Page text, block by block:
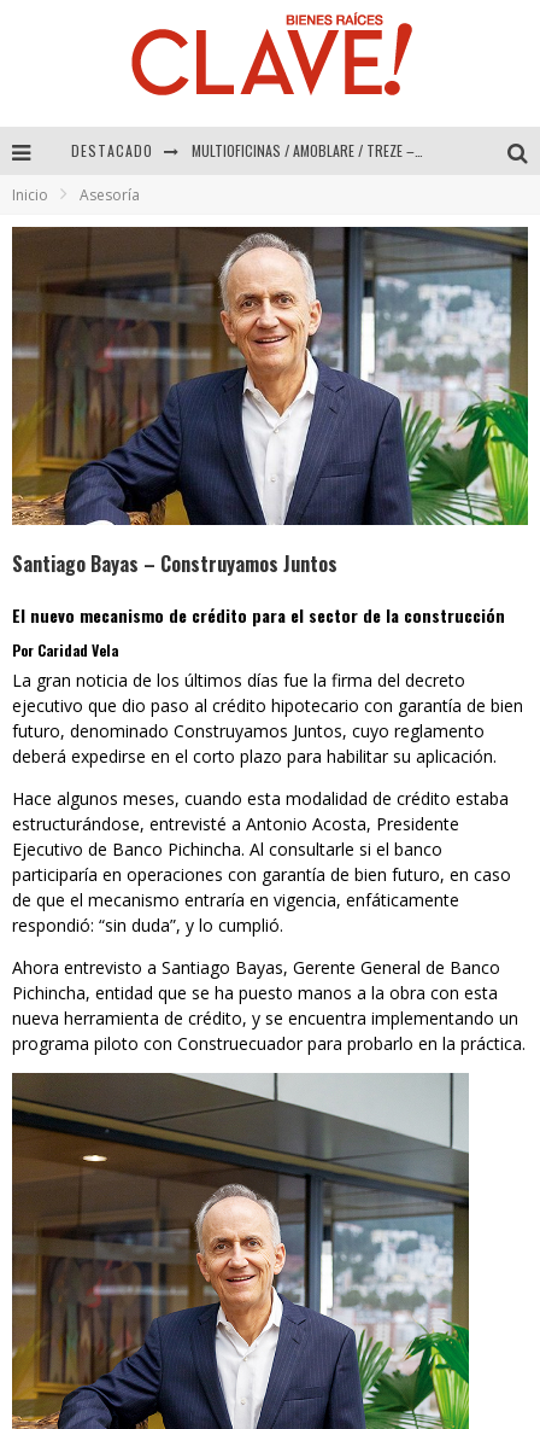
DESTACADO
COLINEAL – Especial Interiorismo & Decoración 2026
ADRIANA HOYOS DESIGN STUDIO – Especial Interiorismo & Decoración 2026
Inicio Asesoría
Santiago Bayas – Construyamos Juntos
El nuevo mecanismo de crédito para el sector de la construcción
Por Caridad Vela
La gran noticia de los últimos días fue la firma del decreto
ejecutivo que dio paso al crédito hipotecario con garantía de bien
futuro, denominado Construyamos Juntos, cuyo reglamento
deberá expedirse en el corto plazo para habilitar su aplicación.
Hace algunos meses, cuando esta modalidad de crédito estaba
estructurándose, entrevisté a Antonio Acosta, Presidente
Ejecutivo de Banco Pichincha. Al consultarle si el banco
participaría en operaciones con garantía de bien futuro, en caso
de que el mecanismo entraría en vigencia, enfáticamente
respondió: “sin duda”, y lo cumplió.
Ahora entrevisto a Santiago Bayas, Gerente General de Banco
Pichincha, entidad que se ha puesto manos a la obra con esta
nueva herramienta de crédito, y se encuentra implementando un
programa piloto con Construecuador para probarlo en la práctica.